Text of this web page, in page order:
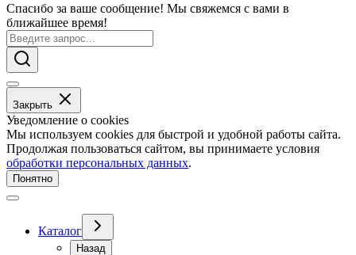
Спасибо за ваше сообщение! Мы свяжемся с вами в
ближайшее время!
Закрыть
Уведомление о cookies
Мы используем cookies для быстрой и удобной работы сайта.
Продолжая пользоваться сайтом, вы принимаете условия
обработки персональных данных.
Понятно
Каталог
Назад